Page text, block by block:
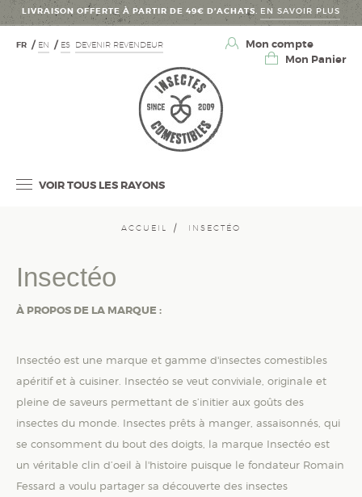
LIVRAISON OFFERTE À PARTIR DE 49€ D’ACHATS. EN SAVOIR PLUS
FR EN ES DEVENIR REVENDEUR
Mon compte
Mon Panier
VOIR TOUS LES RAYONS
ACCUEIL INSECTÉO
Insectéo
À PROPOS DE LA MARQUE :
Insectéo est une marque et gamme d'insectes comestibles
apéritif et à cuisiner. Insectéo se veut conviviale, originale et
pleine de saveurs permettant de s’initier aux goûts des
insectes du monde. Insectes prêts à manger, assaisonnés, qui
se consomment du bout des doigts, la marque Insectéo est
un véritable clin d’oeil à l'histoire puisque le fondateur Romain
Fessard a voulu partager sa découverte des insectes